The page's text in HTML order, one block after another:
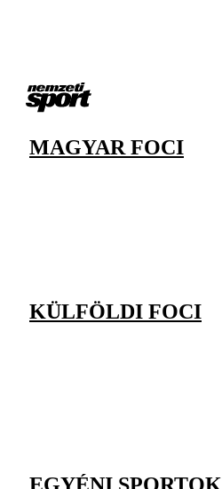
MAGYAR FOCI
KÜLFÖLDI FOCI